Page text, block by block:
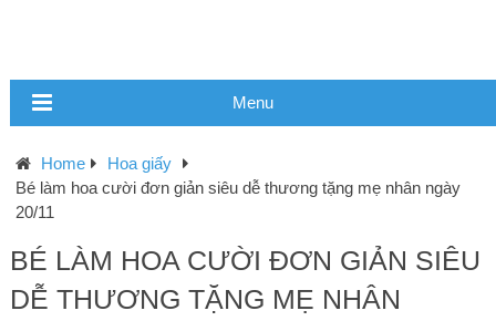
Menu
Home
Hoa giấy
Bé làm hoa cười đơn giản siêu dễ thương tặng mẹ nhân ngày
20/11
BÉ LÀM HOA CƯỜI ĐƠN GIẢN SIÊU
DỄ THƯƠNG TẶNG MẸ NHÂN